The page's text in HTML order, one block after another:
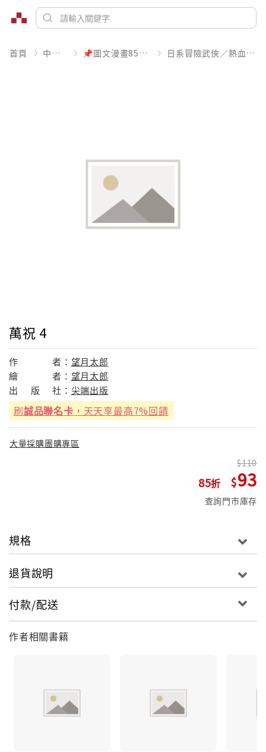
首頁 中文書 📌圖文漫畫85折起 日系冒險武俠／熱血運動
萬祝 4
作 者： 望月太郎
繪
者： 望月太郎
出
版 社： 尖端出版
刷誠品聯名卡 ，天天享最高7%回饋
大量採購團購專區
85
110
93
查詢門市庫存
規格
退貨說明
付款/配送
作者相關書籍